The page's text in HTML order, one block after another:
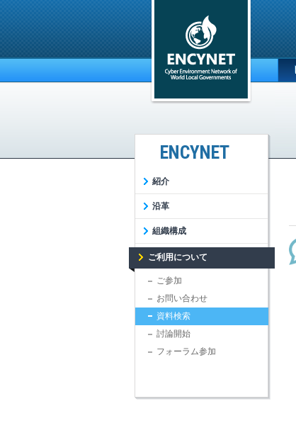
ENCYNET
紹介
沿革
組織構成
ご利用について
ご参加
お問い合わせ
資料検索
討論開始
フォーラム参加